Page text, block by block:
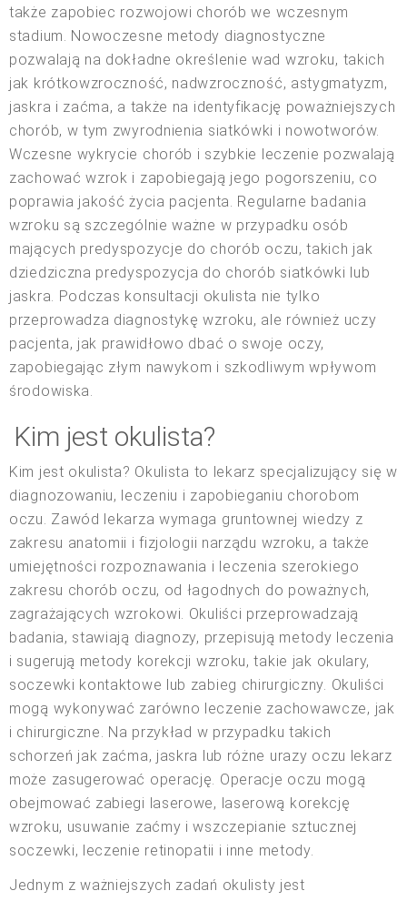
także zapobiec rozwojowi chorób we wczesnym
stadium. Nowoczesne metody diagnostyczne
pozwalają na dokładne określenie wad wzroku, takich
jak krótkowzroczność, nadwzroczność, astygmatyzm,
jaskra i zaćma, a także na identyfikację poważniejszych
chorób, w tym zwyrodnienia siatkówki i nowotworów.
Wczesne wykrycie chorób i szybkie leczenie pozwalają
zachować wzrok i zapobiegają jego pogorszeniu, co
poprawia jakość życia pacjenta. Regularne badania
wzroku są szczególnie ważne w przypadku osób
mających predyspozycje do chorób oczu, takich jak
dziedziczna predyspozycja do chorób siatkówki lub
jaskra. Podczas konsultacji okulista nie tylko
przeprowadza diagnostykę wzroku, ale również uczy
pacjenta, jak prawidłowo dbać o swoje oczy,
zapobiegając złym nawykom i szkodliwym wpływom
środowiska.
Kim jest okulista?
Kim jest okulista? Okulista to lekarz specjalizujący się w
diagnozowaniu, leczeniu i zapobieganiu chorobom
oczu. Zawód lekarza wymaga gruntownej wiedzy z
zakresu anatomii i fizjologii narządu wzroku, a także
umiejętności rozpoznawania i leczenia szerokiego
zakresu chorób oczu, od łagodnych do poważnych,
zagrażających wzrokowi. Okuliści przeprowadzają
badania, stawiają diagnozy, przepisują metody leczenia
i sugerują metody korekcji wzroku, takie jak okulary,
soczewki kontaktowe lub zabieg chirurgiczny. Okuliści
mogą wykonywać zarówno leczenie zachowawcze, jak
i chirurgiczne. Na przykład w przypadku takich
schorzeń jak zaćma, jaskra lub różne urazy oczu lekarz
może zasugerować operację. Operacje oczu mogą
obejmować zabiegi laserowe, laserową korekcję
wzroku, usuwanie zaćmy i wszczepianie sztucznej
soczewki, leczenie retinopatii i inne metody.
Jednym z ważniejszych zadań okulisty jest